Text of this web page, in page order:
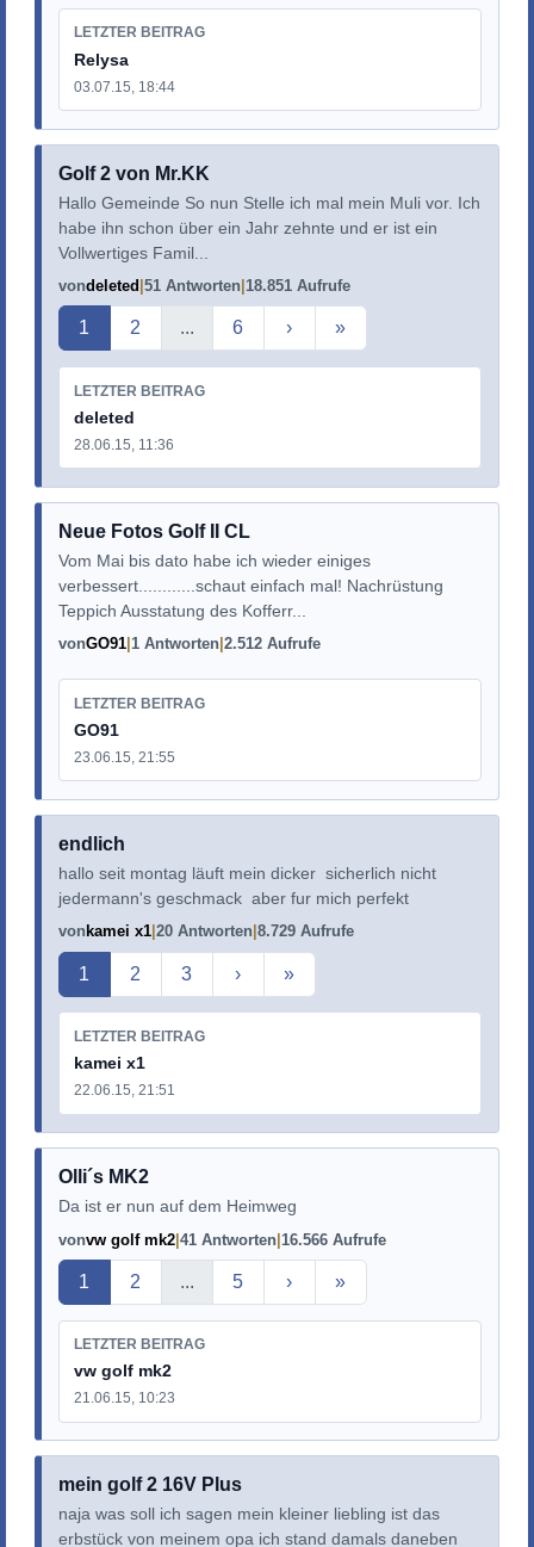
LETZTER BEITRAG
Relysa
03.07.15, 18:44
Golf 2 von Mr.KK
Hallo Gemeinde So nun Stelle ich mal mein Muli vor. Ich
habe ihn schon über ein Jahr zehnte und er ist ein
Vollwertiges Famil...
vondeleted 51 Antworten 18.851 Aufrufe
Aktuelle Seite
1 2 ... 6 › »
LETZTER BEITRAG
deleted
28.06.15, 11:36
Neue Fotos Golf II CL
Vom Mai bis dato habe ich wieder einiges
verbessert............schaut einfach mal! Nachrüstung
Teppich Ausstatung des Kofferr...
vonGO91 1 Antworten 2.512 Aufrufe
LETZTER BEITRAG
GO91
23.06.15, 21:55
endlich
hallo seit montag läuft mein dicker sicherlich nicht
jedermann's geschmack aber fur mich perfekt
von kamei x1 20 Antworten 8.729 Aufrufe
Aktuelle Seite
1 2 3 › »
LETZTER BEITRAG
kamei x1
22.06.15, 21:51
Olli´s MK2
Da ist er nun auf dem Heimweg
vonvw golf mk2 41 Antworten 16.566 Aufrufe
Aktuelle Seite
1 2 ... 5 › »
LETZTER BEITRAG
vw golf mk2
21.06.15, 10:23
mein golf 2 16V Plus
naja was soll ich sagen mein kleiner liebling ist das
erbstück von meinem opa ich stand damals daneben